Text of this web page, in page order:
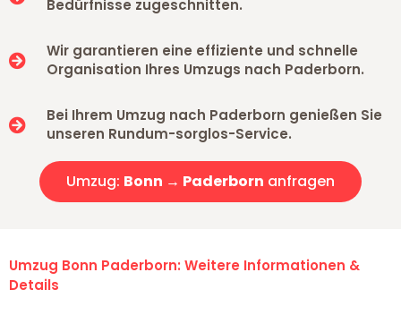
Bedürfnisse zugeschnitten.
Wir garantieren eine effiziente und schnelle
Organisation Ihres Umzugs nach Paderborn.
Bei Ihrem Umzug nach Paderborn genießen Sie
unseren Rundum-sorglos-Service.
Umzug: Bonn → Paderborn anfragen
Umzug Bonn Paderborn: Weitere Informationen &
Details